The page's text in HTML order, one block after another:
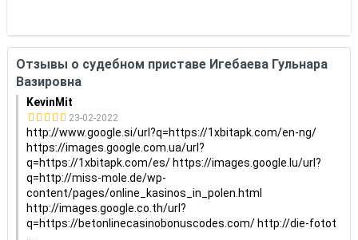
Отзывы о судебном приставе Игебаева Гульнара
Вазировна
KevinMit
23-02-2022
http://www.google.si/url?q=https://1xbitapk.com/en-ng/
https://images.google.com.ua/url?
q=https://1xbitapk.com/es/ https://images.google.lu/url?
q=http://miss-mole.de/wp-
content/pages/online_kasinos_in_polen.html
http://images.google.co.th/url?
q=https://betonlinecasinobonuscodes.com/ http://die-fotot